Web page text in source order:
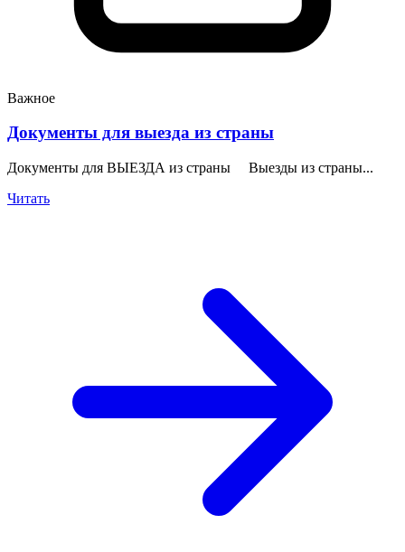
Важное
Документы для выезда из страны
Документы для ВЫЕЗДА из страны Выезды из страны...
Читать